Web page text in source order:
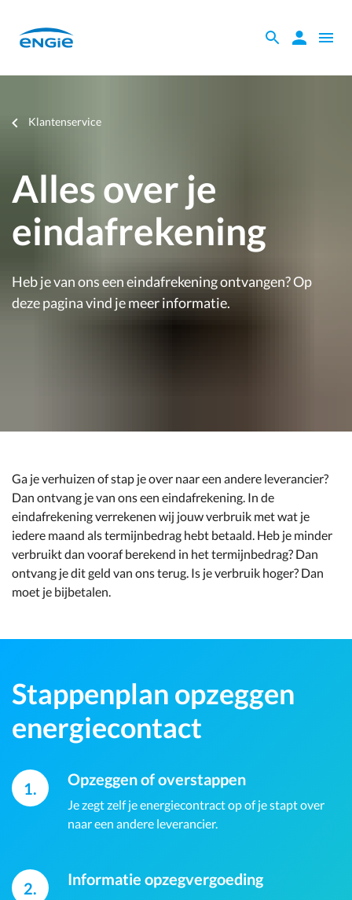
mainZoeken
de
Zoeken
Open
Je
Klantenservice
Alles over je
eindafrekening
Heb je van ons een eindafrekening ontvangen? Op
deze pagina vind je meer informatie.
Ga je verhuizen of stap je over naar een andere leverancier?
Dan ontvang je van ons een eindafrekening. In de
eindafrekening verrekenen wij jouw verbruik met wat je
iedere maand als termijnbedrag hebt betaald. Heb je minder
verbruikt dan vooraf berekend in het termijnbedrag? Dan
ontvang je dit geld van ons terug. Is je verbruik hoger? Dan
moet je bijbetalen.
Stappenplan opzeggen
energiecontact
1. Opzeggen of overstappen
Je zegt zelf je energiecontract op of je stapt over
naar een andere leverancier.
2. Informatie opzegvergoeding